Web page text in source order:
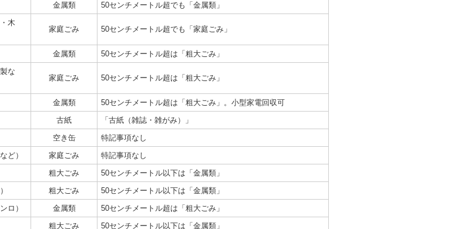
金属類
50センチメートル超でも「金属類」
木
家庭ごみ 50センチメートル超でも「家庭ごみ」
金属類
50センチメートル超は「粗大ごみ」
な
家庭ごみ 50センチメートル超は「粗大ごみ」
金属類
50センチメートル超は「粗大ごみ」。小型家電回収可
古紙
「古紙（雑誌・雑がみ）」
空き缶
特記事項なし
ど）
家庭ごみ
特記事項なし
粗大ごみ
50センチメートル以下は「金属類」
粗大ごみ
50センチメートル以下は「金属類」
ロ）
金属類
50センチメートル超は「粗大ごみ」
粗大ごみ
50センチメートル以下は「金属類」